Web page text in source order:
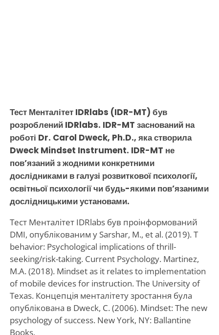
Тест Менталітет IDRlabs (IDR-MT) був
розроблений IDRlabs. IDR-MT заснований на
роботі Dr. Carol Dweck, Ph.D., яка створила
Dweck Mindset Instrument. IDR-MT не
пов’язаний з жодними конкретними
дослідниками в галузі розвиткової психології,
освітньої психології чи будь-якими пов’язаними
дослідницькими установами.
Тест Менталітет IDRlabs був проінформований
DMI, опублікованим у Sarshar, M., et al. (2019). T
behavior: Psychological implications of thrill-
seeking/risk-taking. Current Psychology. Martinez,
M.A. (2018). Mindset as it relates to implementation
of mobile devices for instruction. The University of
Texas. Концепція менталітету зростання була
опублікована в Dweck, C. (2006). Mindset: The new
psychology of success. New York, NY: Ballantine
Books.